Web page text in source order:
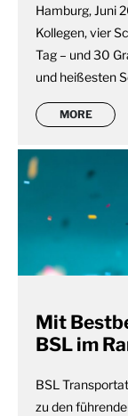
Hamburg, Juni
Kollegen, vier
Tag – und 30
und heißesten
MORE
Mit
BSL im
BSL
zu den